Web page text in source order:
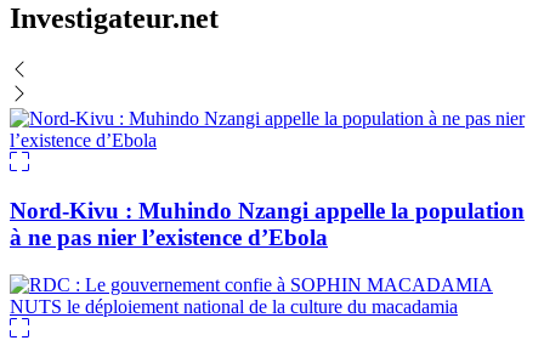
Investigateur.net
Nord-Kivu : Muhindo Nzangi appelle la population
à ne pas nier l’existence d’Ebola